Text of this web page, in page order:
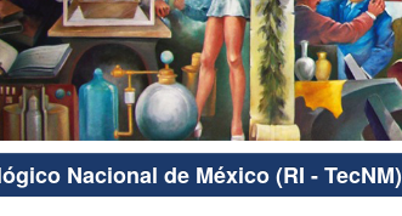
Nacional de México (RI - TecNM)